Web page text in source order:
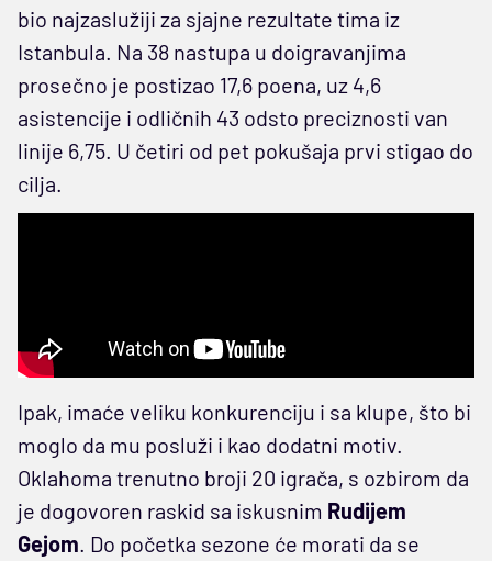
bio najzaslužiji za sjajne rezultate tima iz
Istanbula. Na 38 nastupa u doigravanjima
prosečno je postizao 17,6 poena, uz 4,6
asistencije i odličnih 43 odsto preciznosti van
linije 6,75. U četiri od pet pokušaja prvi stigao do
cilja.
Ipak, imaće veliku konkurenciju i sa klupe, što bi
moglo da mu posluži i kao dodatni motiv.
Oklahoma trenutno broji 20 igrača, s ozbirom da
je dogovoren raskid sa iskusnim Rudijem
Gejom. Do početka sezone će morati da se